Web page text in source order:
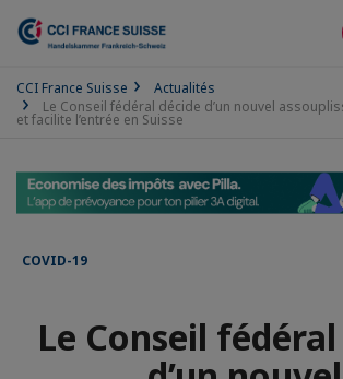
CCI France Suisse
Actualités
Le Conseil fédéral décide d’un nouvel
et facilite l’entrée en Suisse
COVID-19
Le Conseil